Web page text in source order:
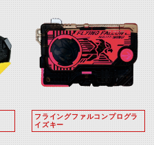
フライングファルコンプログラ
イズキー